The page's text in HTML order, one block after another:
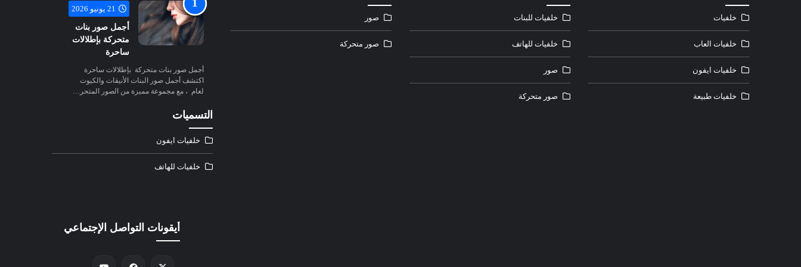
خلفيات
خلفيات العاب
خلفيات ايفون
خلفيات طبيعة
خلفيات للبنات
خلفيات للهاتف
صور
صور متحركة
صور
صور متحركة
21 يونيو 2026
أجمل صور بنات
متحركة بإطلالات
ساحرة
أجمل صور بنات متحركة بإطلالات ساحرة
اكتشف أجمل صور البنات الأنيقات والكيوت
لعام ، مع مجموعة مميزة من الصور المتحر…
التسميات
خلفيات ايفون
خلفيات للهاتف
أيقونات التواصل الإجتماعي